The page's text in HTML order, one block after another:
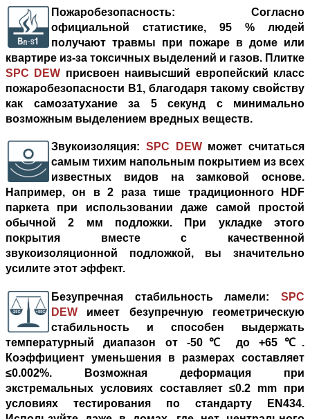
Пожаробезопасность: Согласно
официальной статистике, 95 % людей
получают травмы при пожаре в доме или
квартире из-за токсичных выделений и газов. Плитке
SPC DEW присвоен наивысший европейский класс
пожаробезопасности В1, благодаря такому свойству
как самозатухание за 5 секунд с минимально
возможным выделением вредных веществ.
Звукоизоляция: SPC DEW может считаться
самым тихим напольным покрытием из всех
известных видов на замковой основе.
Например, он в 2 раза тише традиционного HDF
паркета при использовании даже самой простой
обычной 2 мм подложки. При укладке этого
покрытия вместе с качественной
звукоизоляционной подложкой, вы значительно
усилите этот эффект.
Безупречная стабильность ламели:SPC
DEW имеет безупречную геометрическую
стабильность и способен выдержать
температурный диапазон от -50℃ до +65℃.
Коэффициент уменьшения в размерах составляет
≤0.002%. Возможная деформация при
экстремальных условиях составляет ≤0.2 mm при
условиях тестирования по стандарту EN434.